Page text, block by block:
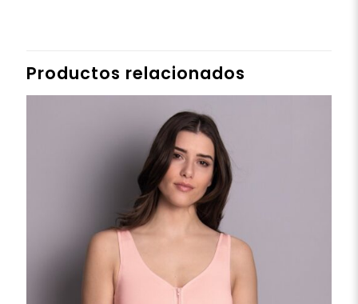
Productos relacionados